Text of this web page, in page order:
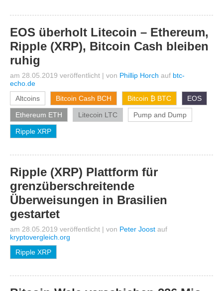
EOS überholt Litecoin – Ethereum,
Ripple (XRP), Bitcoin Cash bleiben
ruhig
am 28.05.2019 veröffentlicht | von Phillip Horch auf btc-
echo.de
Altcoins
Bitcoin Cash BCH Bitcoin ₿ BTC EOS
Ethereum ETH Litecoin LTC Pump and Dump
Ripple XRP
Ripple (XRP) Plattform für
grenzüberschreitende
Überweisungen in Brasilien
gestartet
am 28.05.2019 veröffentlicht | von Peter Joost auf
kryptovergleich.org
Ripple XRP